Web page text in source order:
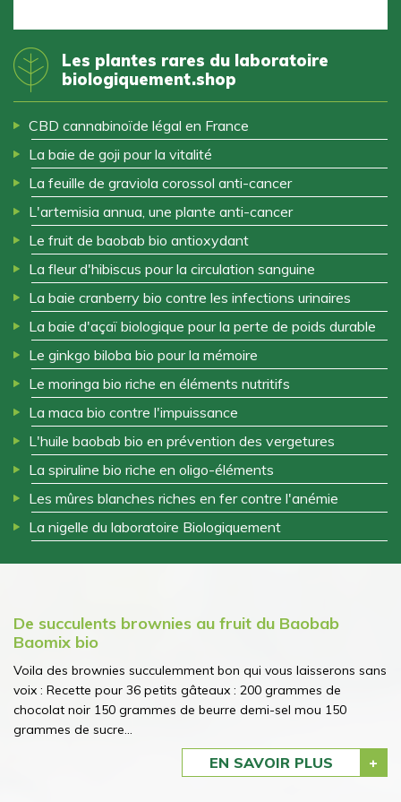
De succulents brownies au fruit du Baobab
Baomix bio
Voila des brownies succulemment bon qui vous laisserons sans
voix : Recette pour 36 petits gâteaux : 200 grammes de
chocolat noir 150 grammes de beurre demi-sel mou 150
grammes de sucre...
EN SAVOIR PLUS
Les plantes rares du laboratoire
biologiquement.shop
CBD cannabinoïde légal en France
La baie de goji pour la vitalité
La feuille de graviola corossol anti-cancer
L'artemisia annua, une plante anti-cancer
Le fruit de baobab bio antioxydant
La fleur d'hibiscus pour la circulation sanguine
La baie cranberry bio contre les infections urinaires
La baie d'açaï biologique pour la perte de poids durable
Le ginkgo biloba bio pour la mémoire
Le moringa bio riche en éléments nutritifs
La maca bio contre l'impuissance
L'huile baobab bio en prévention des vergetures
La spiruline bio riche en oligo-éléments
Les mûres blanches riches en fer contre l'anémie
La nigelle du laboratoire Biologiquement